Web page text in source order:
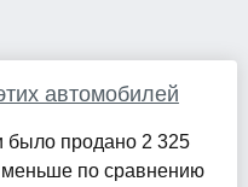
автомобилей
было продано 2 325
меньше по сравнению